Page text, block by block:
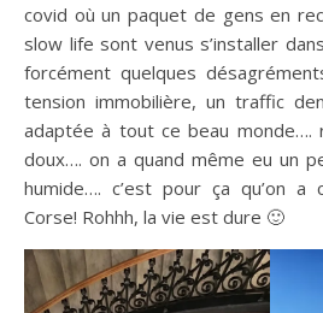
covid où un paquet de gens en
slow life sont venus s’installer
forcément quelques
tension immobilière, un traffic
adaptée à tout ce beau monde….
doux…. on a quand même eu un
humide…. c’est pour ça qu’on a
Corse! Rohhh, la vie est dure 🙂